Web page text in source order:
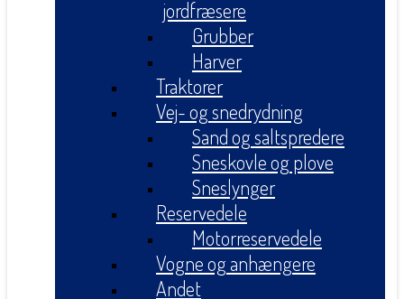
jordfræsere
Grubber
Harver
Traktorer
Vej- og snedrydning
Sand og saltspredere
Sneskovle og plove
Sneslynger
Reservedele
Motorreservedele
Vogne og anhængere
Andet